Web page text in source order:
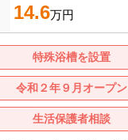
14.6万円
特殊浴槽を設置
令和２年９月オープン
生活保護者相談